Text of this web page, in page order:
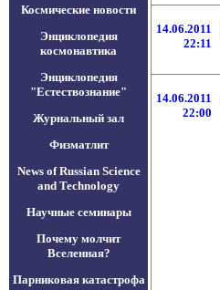
Космические новости
Энциклопедия
космонавтика
Энциклопедия
"Естествознание"
Журнальный зал
Физматлит
News of Russian Science
and Technology
Научные семинары
Почему молчит
Вселенная?
Парниковая катастрофа
14.06.2011
22:11
14.06.2011
22:00